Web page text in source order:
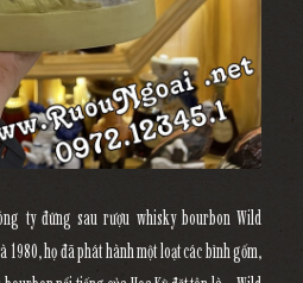
ty đứng sau rượu whisky bourbon Wild
họ đã phát hành một loạt các bình gốm,